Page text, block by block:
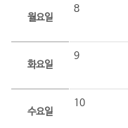
월요일
8
화요일
9
수요일
10